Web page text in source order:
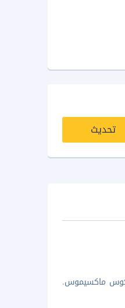
تحديث
من كولوسيوم وسيركوس ماكسيموس.